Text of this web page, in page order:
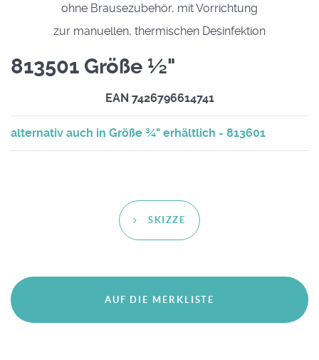
ohne Brausezubehör, mit Vorrichtung
zur manuellen, thermischen Desinfektion
813501 Größe ½"
EAN 7426796614741
alternativ auch in Größe ¾" erhältlich - 813601
SKIZZE